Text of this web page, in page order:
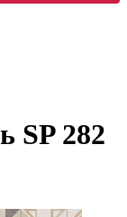
SP 282